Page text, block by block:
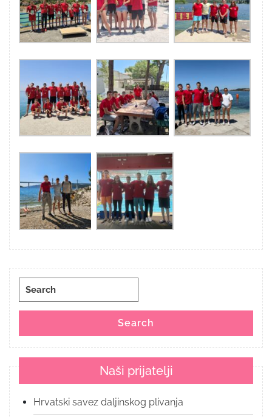
Search
Search
Naši prijatelji
Hrvatski savez daljinskog plivanja